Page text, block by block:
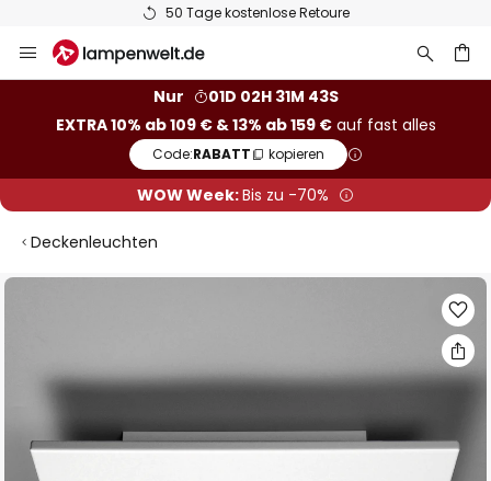
50 Tage kostenlose Retoure
Inhalt
Nur
01D 02H 31M 42S
EXTRA 10% ab 109 € & 13% ab 159 €auf fast alles
Code:RABATT kopieren
WOW Week:Bis zu -70%
Deckenleuchten
Zum
Bildgalerie